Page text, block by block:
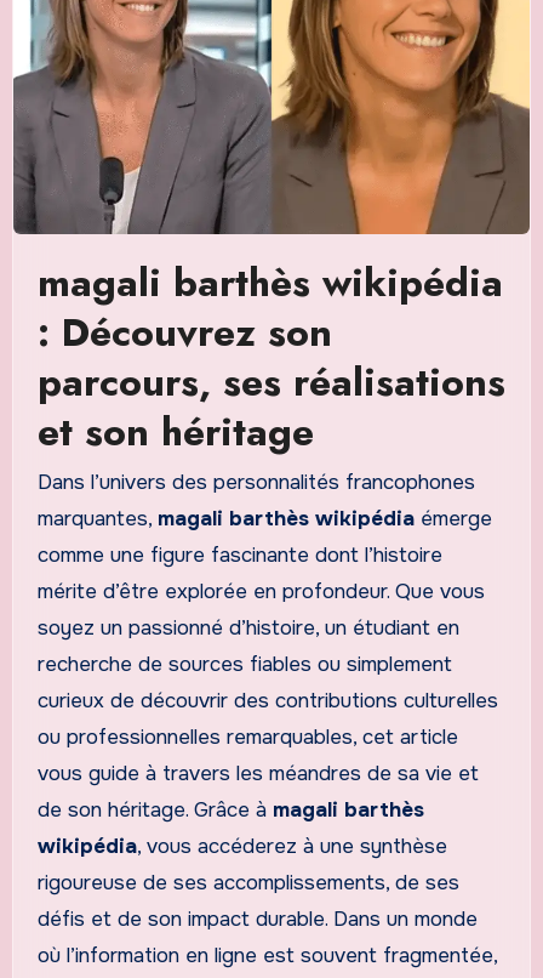
magali barthès wikipédia
: Découvrez son
parcours, ses réalisations
et son héritage
Dans l’univers des personnalités francophones
marquantes, magali barthès wikipédiaémerge
comme une figure fascinante dont l’histoire
mérite d’être explorée en profondeur. Que vous
soyez un passionné d’histoire, un étudiant en
recherche de sources fiables ou simplement
curieux de découvrir des contributions culturelles
ou professionnelles remarquables, cet article
vous guide à travers les méandres de sa vie et
de son héritage. Grâce à magali barthès
wikipédia, vous accéderez à une synthèse
rigoureuse de ses accomplissements, de ses
défis et de son impact durable. Dans un monde
où l’information en ligne est souvent fragmentée,